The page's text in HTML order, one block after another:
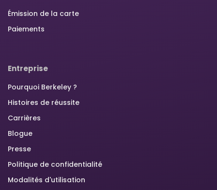
Émission de la carte
Paiements
Entreprise
Pourquoi Berkeley ?
Histoires de réussite
Carrières
Blogue
Presse
Politique de confidentialité
Modalités d'utilisation